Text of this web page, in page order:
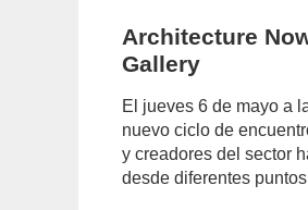
Architecture
Gallery
El jueves 6 de mayo a
nuevo ciclo de
y creadores del sector
desde diferentes